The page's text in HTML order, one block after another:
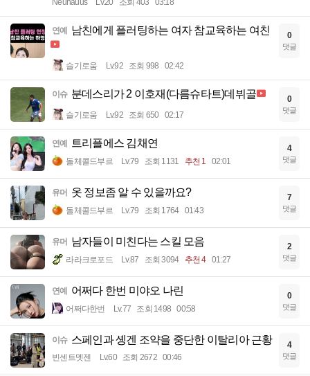
Neuhauus Lv.20 조회 403 03:18
연예 남친에게 플러팅하는 여자 참교육하는 여친
슬기로움 Lv.92 조회 998 02:42
0
댓글
이슈 분데스리가 2 이호재(다름슈타트)데뷔골
슬기로움 Lv.92 조회 650 02:17
0
댓글
연예 트리플에스 김채연
돌체콜드부르 Lv.79 조회 1131 추천 1 02:01
4
댓글
유머 옷 정보좀 알 수 있을까요?
돌체콜드부르 Lv.79 조회 1764 01:43
7
댓글
유머 남자들이 미친다는 스킬 모음
라라크로포드 Lv.87 조회 3094 추천 4 01:27
2
댓글
연예 어쩌다 한번 미야오 나린
어쩌다한번 Lv.77 조회 1498 00:58
0
댓글
이슈 스페인과 솅겐 조약을 중단한 이탈리아 근황
빈센트멧젠 Lv.60 조회 2672 00:46
4
댓글